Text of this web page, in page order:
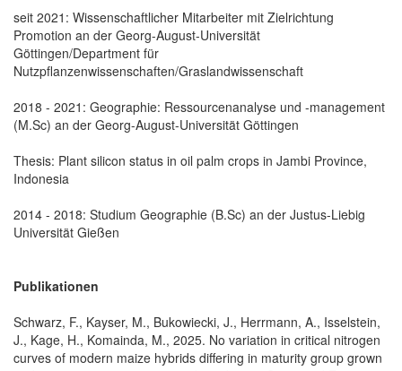
seit 2021: Wissenschaftlicher Mitarbeiter mit Zielrichtung
Promotion an der Georg-August-Universität
Göttingen/Department für
Nutzpflanzenwissenschaften/Graslandwissenschaft
2018 - 2021: Geographie: Ressourcenanalyse und -management
(M.Sc) an der Georg-August-Universität Göttingen
Thesis: Plant silicon status in oil palm crops in Jambi Province,
Indonesia
2014 - 2018: Studium Geographie (B.Sc) an der Justus-Liebig
Universität Gießen
Publikationen
Schwarz, F., Kayser, M., Bukowiecki, J., Herrmann, A., Isselstein,
J., Kage, H., Komainda, M., 2025. No variation in critical nitrogen
curves of modern maize hybrids differing in maturity group grown